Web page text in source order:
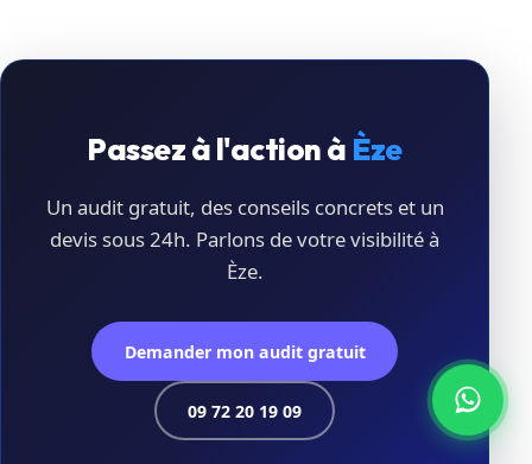
Passez à l'action à Èze
Un audit gratuit, des conseils concrets et un
devis sous 24h. Parlons de votre visibilité à
Èze.
Demander mon audit gratuit
09 72 20 19 09